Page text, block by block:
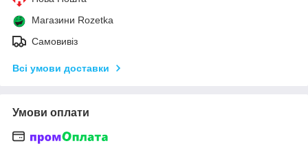
Магазини Rozetka
Самовивіз
Всі умови доставки
Умови оплати